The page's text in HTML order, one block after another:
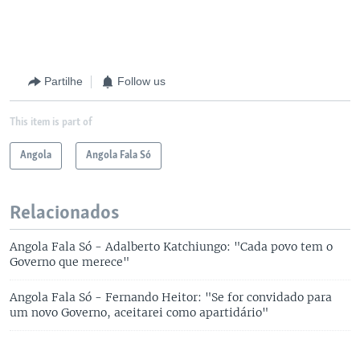
Partilhe Follow us
This item is part of
Angola Angola Fala Só
Relacionados
Angola Fala Só - Adalberto Katchiungo: "Cada povo tem o
Governo que merece"
Angola Fala Só - Fernando Heitor: "Se for convidado para
um novo Governo, aceitarei como apartidário"